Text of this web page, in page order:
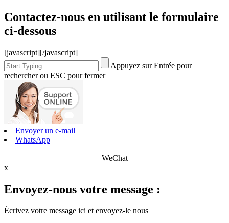
Contactez-nous en utilisant le formulaire
ci-dessous
[javascript][/javascript]
Appuyez sur Entrée pour
rechercher ou ESC pour fermer
Envoyer un e-mail
WhatsApp
WeChat
x
Envoyez-nous votre message :
Écrivez votre message ici et envoyez-le nous